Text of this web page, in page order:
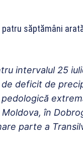
săptămâni
intervalul 25
deficit de
în
parte a